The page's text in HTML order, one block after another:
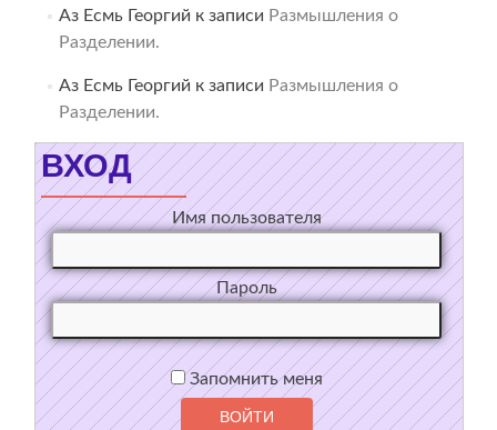
Аз Есмь Георгий к записи Размышления о
Разделении.
Аз Есмь Георгий к записи Размышления о
Разделении.
ВХОД
Имя пользователя
Пароль
Запомнить меня